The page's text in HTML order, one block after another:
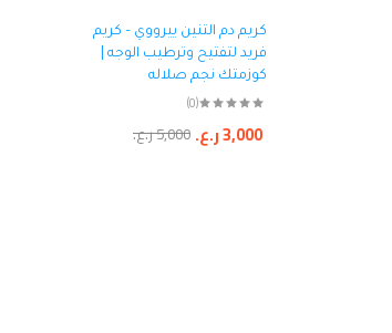
كريم دم التنين ييرووي – كريم
فريد لتفتيح وترطيب الوجه |
كوزمتك نجم صلاله
(0)
5,000ر.ع. 3,000ر.ع.